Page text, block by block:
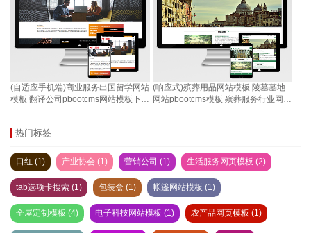
(自适应手机端)商业服务出国留学网站
模板 翻译公司pbootcms网站模板下载
(响应式)殡葬用品网站模板 陵墓墓地
网站pbootcms模板 殡葬服务行业网站
热门标签
口红 (1) 产业协会 (1) 营销公司 (1) 生活服务网页模板 (2)
tab选项卡搜索 (1) 包装盒 (1) 帐篷网站模板 (1)
全屋定制模板 (4) 电子科技网站模板 (1) 农产品网页模板 (1)